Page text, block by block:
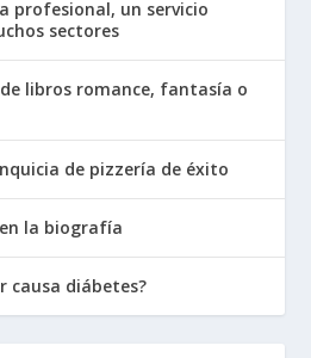
profesional, un servicio
sectores
libros romance, fantasía o
de pizzería de éxito
la biografía
causa diábetes?